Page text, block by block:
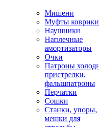
Мишени
Муфты коврики
Наушники
Наплечные
амортизаторы
Очки
Патроны
пристрелки,
фальшпатроны
Перчатки
Сошки
Станки, упоры,
мешки для